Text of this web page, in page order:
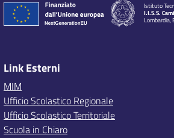
Istituto
I.I.S.S.
Lombardia,
Link Esterni
MIM
Ufficio Scolastico Regionale
Ufficio Scolastico Territoriale
Scuola in Chiaro